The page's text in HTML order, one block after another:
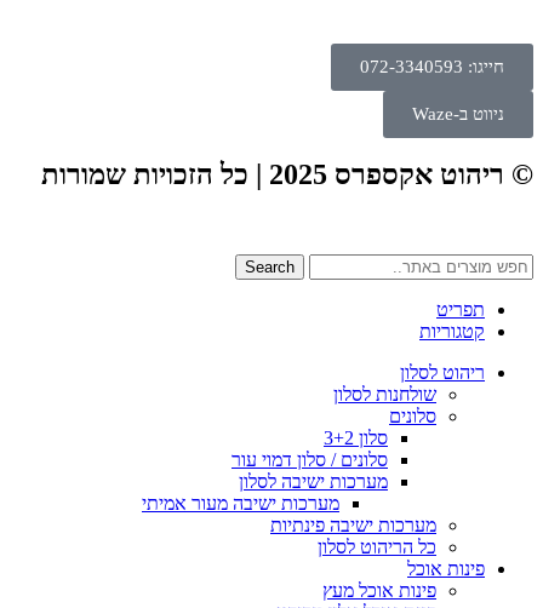
חייגו: 072-3340593
ניווט ב-Waze
© ריהוט אקספרס 2025 | כל הזכויות שמורות
Search
תפריט
קטגוריות
ריהוט לסלון
שולחנות לסלון
סלונים
סלון 3+2
סלונים / סלון דמוי עור
מערכות ישיבה לסלון
מערכות ישיבה מעור אמיתי
מערכות ישיבה פינתיות
כל הריהוט לסלון
פינות אוכל
פינות אוכל מעץ